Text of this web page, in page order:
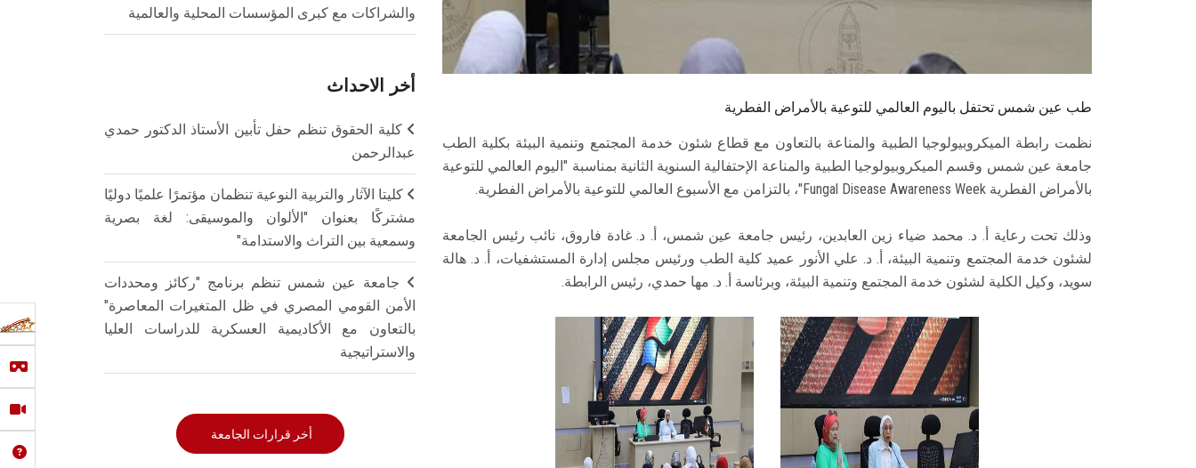
طب عين شمس تحتفل باليوم العالمي للتوعية بالأمراض الفطرية
نظمت رابطة الميكروبيولوجيا الطبية والمناعة بالتعاون مع قطاع شئون خدمة المجتمع وتنمية البيئة بكلية الطب
جامعة عين شمس وقسم الميكروبيولوجيا الطبية والمناعة الإحتفالية السنوية الثانية بمناسبة "اليوم العالمي للتوعية
بالأمراض الفطرية Fungal Disease Awareness Week"، بالتزامن مع الأسبوع العالمي للتوعية بالأمراض الفطرية.
وذلك تحت رعاية أ. د. محمد ضياء زين العابدين، رئيس جامعة عين شمس، أ. د. غادة فاروق، نائب رئيس الجامعة
لشئون خدمة المجتمع وتنمية البيئة، أ. د. علي الأنور عميد كلية الطب ورئيس مجلس إدارة المستشفيات، أ. د. هالة
سويد، وكيل الكلية لشئون خدمة المجتمع وتنمية البيئة، وبرئاسة أ. د. مها حمدي، رئيس الرابطة.
والشراكات مع كبرى المؤسسات المحلية والعالمية
أخر الاحداث
كلية الحقوق تنظم حفل تأبين الأستاذ الدكتور حمدي
عبدالرحمن
كليتا الآثار والتربية النوعية تنظمان مؤتمرًا علميًا دوليًا
مشتركًا بعنوان "الألوان والموسيقى: لغة بصرية
وسمعية بين التراث والاستدامة"
جامعة عين شمس تنظم برنامج "ركائز ومحددات
الأمن القومي المصري في ظل المتغيرات المعاصرة"
بالتعاون مع الأكاديمية العسكرية للدراسات العليا
والاستراتيجية
أخر قرارات الجامعة